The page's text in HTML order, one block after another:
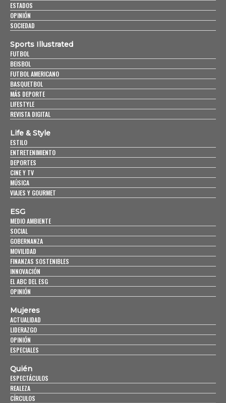
ESTADOS
OPINIÓN
SOCIEDAD
Sports Illustrated
FUTBOL
BEISBOL
FUTBOL AMERICANO
BASQUETBOL
MÁS DEPORTE
LIFESTYLE
REVISTA DIGITAL
Life & Style
ESTILO
ENTRETENIMIENTO
DEPORTES
CINE Y TV
MÚSICA
VIAJES Y GOURMET
ESG
MEDIO AMBIENTE
SOCIAL
GOBERNANZA
MOVILIDAD
FINANZAS SOSTENIBLES
INNOVACIÓN
EL ABC DEL ESG
OPINIÓN
Mujeres
ACTUALIDAD
LIDERAZGO
OPINIÓN
ESPECIALES
Quién
ESPECTÁCULOS
REALEZA
CÍRCULOS